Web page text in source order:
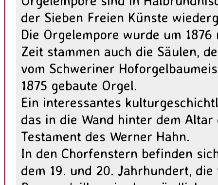
der Sieben Freien Künste
Die Orgelempore wurde um
Zeit stammen auch die Säulen,
vom Schweriner
1875 gebaute Orgel.
Ein interessantes
das in die Wand hinter dem Altar
Testament des Werner Hahn.
In den Chorfenstern befinden
dem 19. und 20. Jahrhundert,